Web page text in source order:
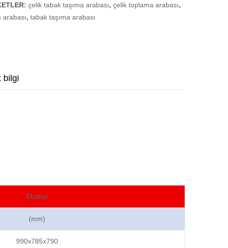
çelik tabak taşıma arabası, çelik toplama arabası,
arabası, tabak taşıma arabası
bilgi
Ebatlar
(mm)
990x785x790